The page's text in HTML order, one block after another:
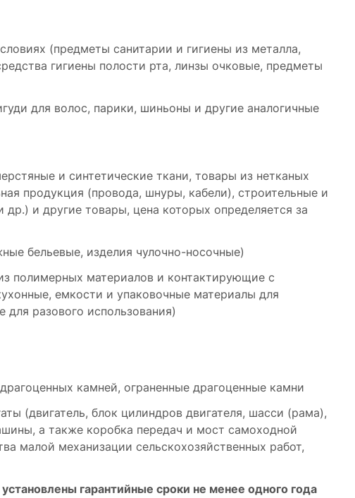
(предметы санитарии и гигиены из металла,
гигиены полости рта, линзы очковые, предметы
для волос, парики, шиньоны и другие аналогичные
и синтетические ткани, товары из нетканых
продукция (провода, шнуры, кабели), строительные и
и другие товары, цена которых определяется за
бельевые, изделия чулочно-носочные)
полимерных материалов и контактирующие с
емкости и упаковочные материалы для
разового использования)
камней, ограненные драгоценные камни
(двигатель, блок цилиндров двигателя, шасси (рама),
а также коробка передач и мост самоходной
малой механизации сельскохозяйственных работ,
гарантийные сроки не менее одного года